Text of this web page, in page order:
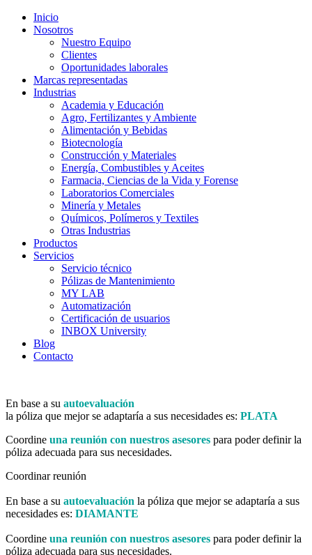
Inicio
Nosotros
Nuestro Equipo
Clientes
Oportunidades laborales
Marcas representadas
Industrias
Academia y Educación
Agro, Fertilizantes y Ambiente
Alimentación y Bebidas
Biotecnología
Construcción y Materiales
Energía, Combustibles y Aceites
Farmacia, Ciencias de la Vida y Forense
Laboratorios Comerciales
Minería y Metales
Químicos, Polímeros y Textiles
Otras Industrias
Productos
Servicios
Servicio técnico
Pólizas de Mantenimiento
MY LAB
Automatización
Certificación de usuarios
INBOX University
Blog
Contacto
En base a su autoevaluación
la póliza que mejor se adaptaría a sus necesidades es: PLATA
Coordine una reunión con nuestros asesores para poder definir la
póliza adecuada para sus necesidades.
Coordinar reunión
En base a su autoevaluación la póliza que mejor se adaptaría a sus
necesidades es: DIAMANTE
Coordine una reunión con nuestros asesores para poder definir la
póliza adecuada para sus necesidades.